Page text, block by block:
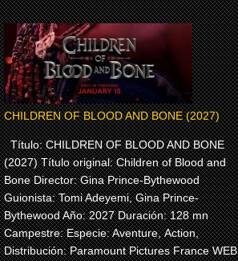
CHILDREN OF BLOOD AND BONE (2027)
Título: CHILDREN OF BLOOD AND BONE
(2027) Título original: Children of Blood and
Bone Director: Gina Prince-Bythewood
Guionista: Tomi Adeyemi, Gina Prince-
Bythewood Año: 2027 Duración: 128 mn
Campestre: Especie: Aventure, Action,
Distribución: Paramount Pictures France WEB